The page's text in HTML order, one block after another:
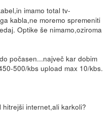
imamo total tv-
kabla,ne moremo spremeniti
Optike še nimamo,oziroma
počasen...največ kar dobim
500/kbs upload max 10/kbs.
internet,ali karkoli?